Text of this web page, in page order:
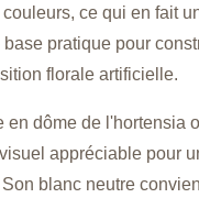
ce qui en fait
pratique pour
florale artificielle.
en dôme de l'hortensia
appréciable pour
blanc neutre